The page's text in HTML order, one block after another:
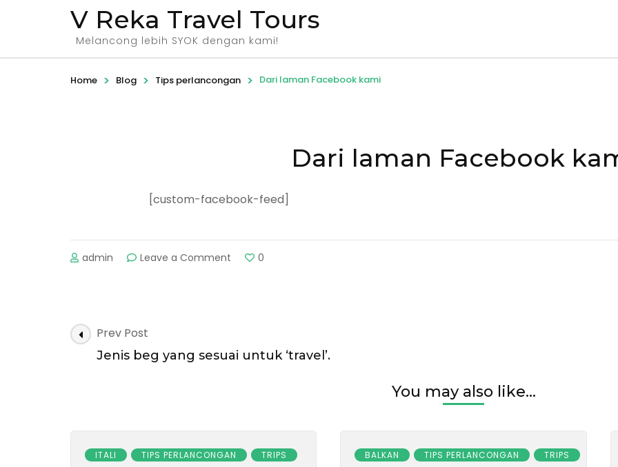
V Reka Travel Tours
Melancong lebih SYOK dengan kami!
Home > Blog > Tips perlancongan > Dari laman Facebook kami
Dari laman Facebook
[custom-facebook-feed]
admin Leave a Comment 0
Post
Navigation
Prev Post
Jenis beg yang sesuai untuk ‘travel’.
You may also like...
ITALI TIPS PERLANCONGAN TRIPS BALKAN TIPS PERLANCONGAN TRIPS